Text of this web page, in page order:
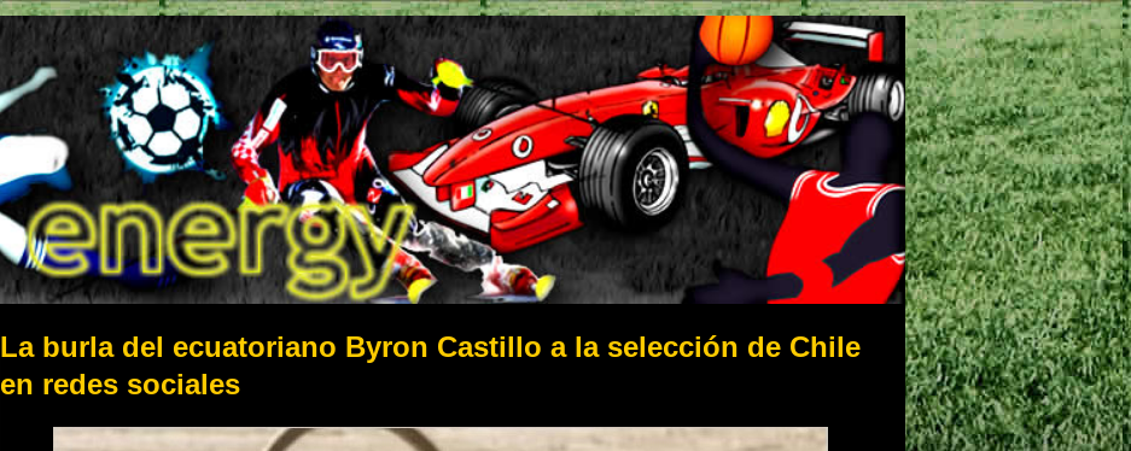
La burla del ecuatoriano Byron Castillo a la selección de Chile
en redes sociales